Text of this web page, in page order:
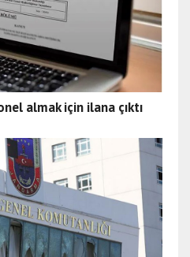
almak için ilana çıktı